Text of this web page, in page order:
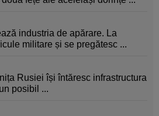
industria de apărare. La
militare și se pregătesc ...
Rusiei își întăresc infrastructura
posibil ...